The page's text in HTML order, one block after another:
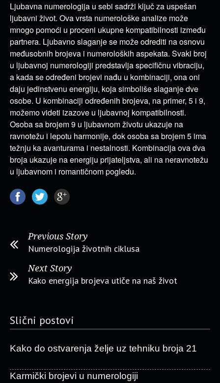
Ljubavna numerologija u sebi sadrži ključ za uspešan
ljubavni život. Ova vrsta numerološke analize može
mnogo pomoći u proceni ukupne kompatibilnosti između
partnera. Ljubavno slaganje se može odrediti na osnovu
međusobnih brojeva i numeroloških aspekata. Svaki broj
u ljubavnoj numerologiji predstavlja specifičnu vibraciju,
a kada se određeni brojevi nađu u kombinaciji, ona oni
daju jedinstvenu energiju, koja simboliše slaganje dve
osobe. U kombinaciji određenih brojeva, na primer, 5 i 9,
možemo videti izazove u ljubavnoj kompatibilnosti.
Osoba sa brojem 9 u ljubavnom životu ukazuje na
ravnotežu i lepotu harmonije, dok osoba sa brojem 5 ima
težnju ka avanturama i nestalnosti. Kombinacija ova dva
broja ukazuje na energiju prijateljstva, ali na neravnotežu
u ljubavnom i romantičnom pogledu.
Previous Story
Numerologija životnih ciklusa
Next Story
Kako energija brojeva utiče na naš život
Slični postovi
Kako do ostvarenja želje uz tehniku broja 21
Karmički brojevi u numerologiji